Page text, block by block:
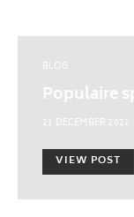
BLOG
Populaire
POSTED
21 DECEMBER 2021
VIEW POST